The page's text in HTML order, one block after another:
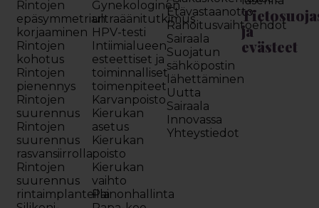
Rintojen
epäsymmetrian
korjaaminen
Rintojen
kohotus
Rintojen
pienennys
Rintojen
suurennus
Rintojen
suurennus
rasvansiirrolla
Rintojen
suurennus
rintaimplanteilla
Gynekologinen
ultraäänitutkimus
HPV-testi
Intiimialueen
esteettiset ja
toiminnalliset
toimenpiteet
Karvanpoisto
Kierukan
asetus
Kierukan
poisto
Kierukan
vaihto
Painonhallinta
Etävastaanotto
Rahoitusvaihtoehdot
Sairaala
Suojatun
sähköpostin
lähettäminen
Uutta
Sairaala
Innovassa
Yhteystiedot
ja
evästeet